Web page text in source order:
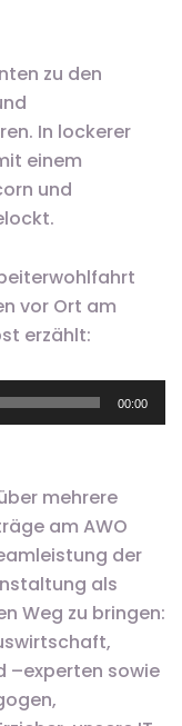
zu den
In lockerer
einem
und
vor Ort am
erzählt:
00:00
mehrere
am AWO
der
als
Weg zu bringen:
–experten sowie